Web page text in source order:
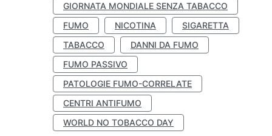
GIORNATA MONDIALE SENZA TABACCO
FUMO
NICOTINA
SIGARETTA
TABACCO
DANNI DA FUMO
FUMO PASSIVO
PATOLOGIE FUMO-CORRELATE
CENTRI ANTIFUMO
WORLD NO TOBACCO DAY